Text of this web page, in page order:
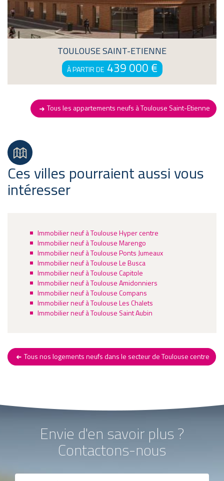
TOULOUSE SAINT-ETIENNE
À PARTIR DE 439 000 €
Tous les appartements neufs à Toulouse Saint-Etienne
Ces villes pourraient aussi vous
intéresser
Immobilier neuf à Toulouse Hyper centre
Immobilier neuf à Toulouse Marengo
Immobilier neuf à Toulouse Ponts Jumeaux
Immobilier neuf à Toulouse Le Busca
Immobilier neuf à Toulouse Capitole
Immobilier neuf à Toulouse Amidonniers
Immobilier neuf à Toulouse Compans
Immobilier neuf à Toulouse Les Chalets
Immobilier neuf à Toulouse Saint Aubin
Tous nos logements neufs dans le secteur de Toulouse centre
Envie d'en savoir plus ?
Contactons-nous